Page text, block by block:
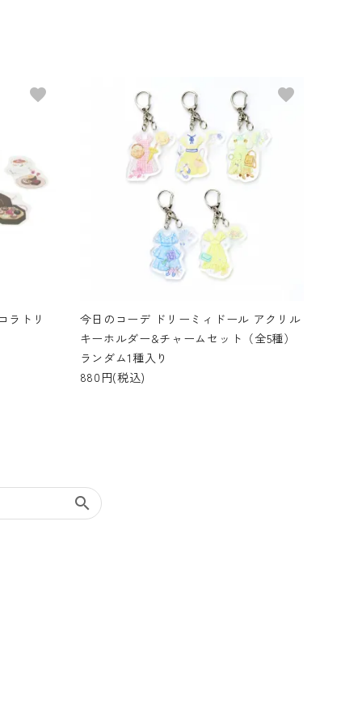
ラトリ
favorite
今日のコーデ ドリーミィドール アクリル
キーホルダー&チャームセット（全5種）
ランダム1種入り
880円(税込)
favorite
search